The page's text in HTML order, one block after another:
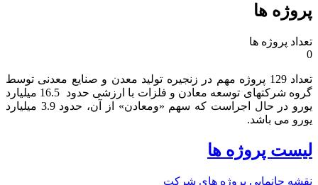
پروژه ها
تعداد پروژه ها
0
تعداد 129 پروژه مهم در زنجیره تولید معدن و صنایع معدنی توسط
گروه شرکتهای توسعه معادن و فلزات با ارزشی حدود 16.5 میلیارد
یورو در حال اجراست که سهم «ومعادن» از آن، حدود 3.9 میلیارد
یورو می باشد.​
لیست پروژه ها
نقشه جانمایی پروژه های شرکت